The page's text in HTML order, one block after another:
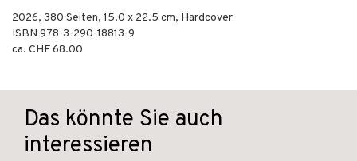
2026, 380 Seiten, 15.0 x 22.5 cm, Hardcover
ISBN 978-3-290-18813-9
ca. CHF 68.00
Das könnte Sie auch
interessieren